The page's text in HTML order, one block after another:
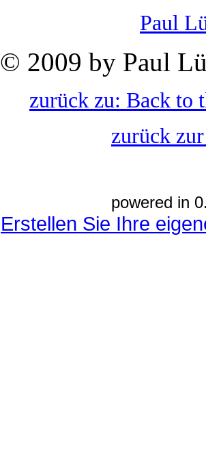
Paul
© 2009 by Paul
zurück zu: Back to
zurück
powered in
Erstellen Sie Ihre